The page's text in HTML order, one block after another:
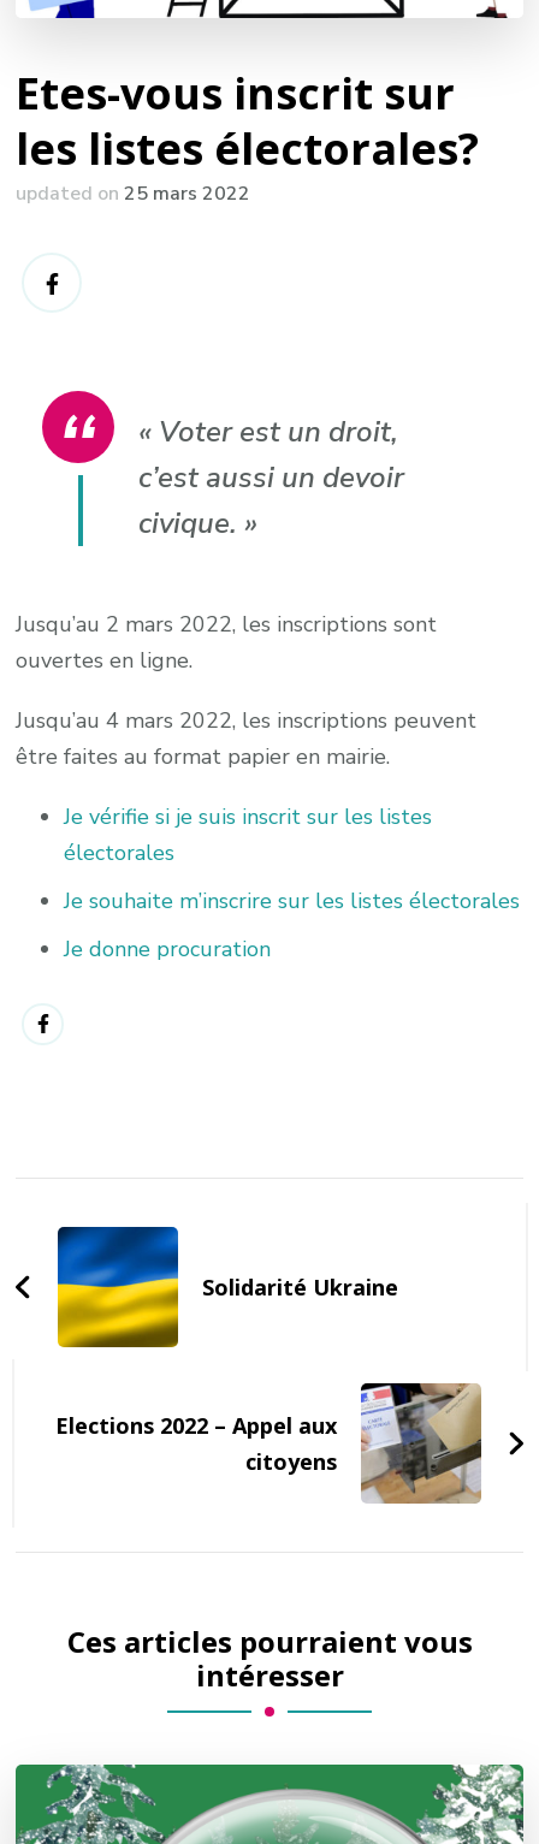
Etes-vous inscrit sur
les listes électorales?
updated on25 mars 2022
« Voter est un droit,
c’est aussi un devoir
civique. »
Jusqu’au 2 mars 2022, les inscriptions sont
ouvertes en ligne.
Jusqu’au 4 mars 2022, les inscriptions peuvent
être faites au format papier en mairie.
Je vérifie si je suis inscrit sur les listes
électorales
Je souhaite m’inscrire sur les listes électorales
Je donne procuration
Navigation
Solidarité Ukraine
Elections 2022 – Appel aux
citoyens
Ces articles pourraient vous
intéresser